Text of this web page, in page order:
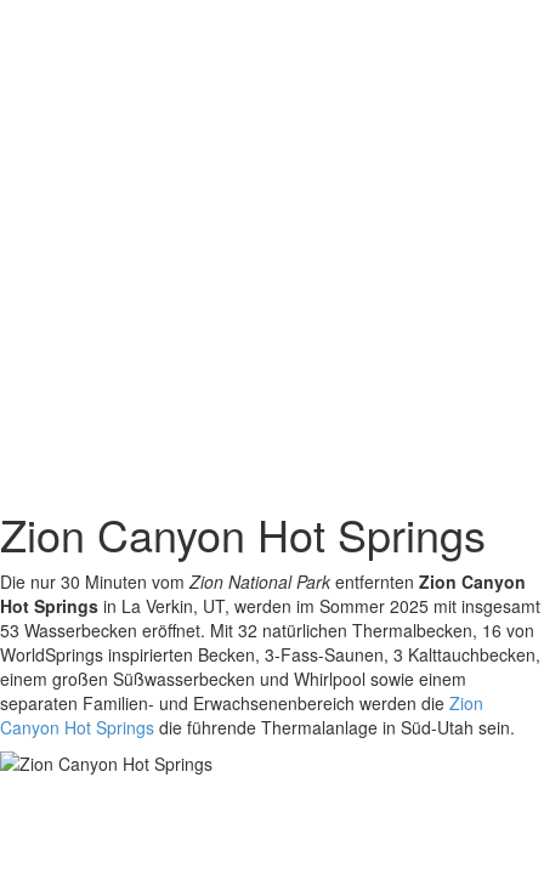
Zion Canyon Hot Springs
Die nur 30 Minuten vomZion National Park entfernten Zion Canyon
Hot Springs in La Verkin, UT, werden im Sommer 2025 mit insgesamt
53 Wasserbecken eröffnet. Mit 32 natürlichen Thermalbecken, 16 von
WorldSprings inspirierten Becken, 3-Fass-Saunen, 3 Kalttauchbecken,
einem großen Süßwasserbecken und Whirlpool sowie einem
separaten Familien- und Erwachsenenbereich werden die Zion
Canyon Hot Springs die führende Thermalanlage in Süd-Utah sein.